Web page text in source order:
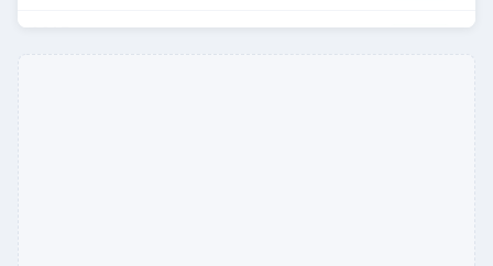
2017 949